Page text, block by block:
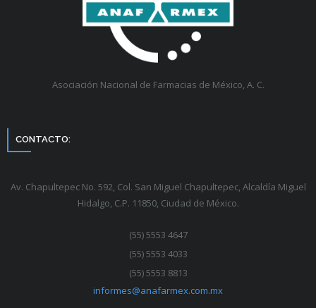
Asociación Nacional de Farmacias de México, A. C.
CONTACTO:
Av. Chapultepec No. 592, Col. San Miguel Chapultepec, Alcaldía Miguel
Hidalgo, C.P. 11850, Ciudad de México.
(55) 5553 4647
(55) 5553 4033
(55) 5553 8813
informes@anafarmex.com.mx